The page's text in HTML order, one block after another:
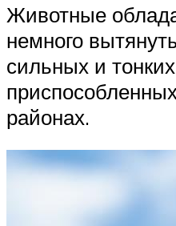
Животные
немного
сильных и
районах.